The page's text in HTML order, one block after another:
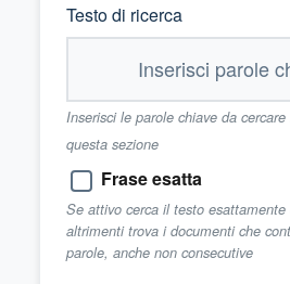
Testo di ricerca
Inserisci le parole chiave da
questa sezione
Frase esatta
Se attivo cerca il testo
altrimenti trova i documenti che
parole, anche non consecutive